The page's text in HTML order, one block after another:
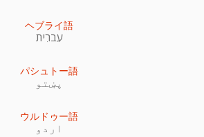
ヘブライ語
עִברִית
パシュトー語
پښتو
ウルドゥー語
اردو